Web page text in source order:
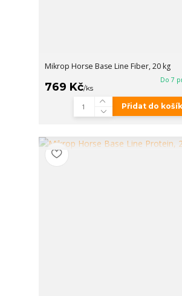
Mikrop Horse Base Line Fiber, 20 kg
769 Kč/ks
Do 7
Přidat do